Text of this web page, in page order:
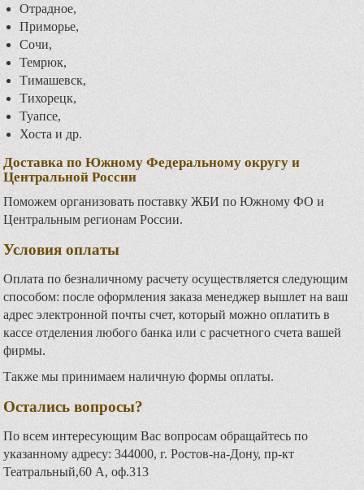
Отрадное,
Приморье,
Сочи,
Темрюк,
Тимашевск,
Тихорецк,
Туапсе,
Хоста и др.
Доставка по Южному Федеральному округу и
Центральной России
Поможем организовать поставку ЖБИ по Южному ФО и
Центральным регионам России.
Условия оплаты
Оплата по безналичному расчету осуществляется следующим
способом: после оформления заказа менеджер вышлет на ваш
адрес электронной почты счет, который можно оплатить в
кассе отделения любого банка или с расчетного счета вашей
фирмы.
Также мы принимаем наличную формы оплаты.
Остались вопросы?
По всем интересующим Вас вопросам обращайтесь по
указанному адресу: 344000, г. Ростов-на-Дону, пр-кт
Театральный,60 А, оф.313